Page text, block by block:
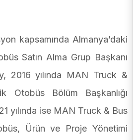
kapsamında Almanya’daki
Satın Alma Grup Başkanı
2016 yılında MAN Truck &
Otobüs Bölüm Başkanlığı
yılında ise MAN Truck & Bus
Ürün ve Proje Yönetimi